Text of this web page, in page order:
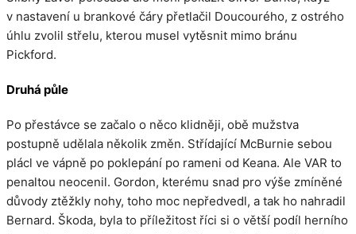
v nastavení u brankové čáry přetlačil Doucourého, z ostrého
úhlu zvolil střelu, kterou musel vytěsnit mimo bránu
Pickford.
Druhá půle
Po přestávce se začalo o něco klidněji, obě mužstva
postupně udělala několik změn. Střídající McBurnie sebou
plácl ve vápně po poklepání po rameni od Keana. Ale VAR to
penaltou neocenil. Gordon, kterému snad pro výše zmíněné
důvody ztěžkly nohy, toho moc nepředvedl, a tak ho nahradil
Bernard. Škoda, byla to příležitost říci si o větší podíl herního